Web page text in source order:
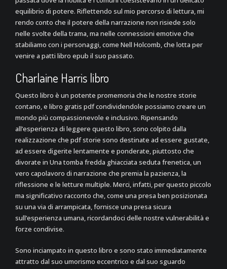
equilibrio di potere. Riflettendo sul mio percorso di lettura, mi
rendo conto che il potere della narrazione non risiede solo
nelle svolte della trama, ma nelle connessioni emotive che
stabiliamo con i personaggi, come Nell Holcomb, che lotta per
venire a patti libro epub il suo passato.
Charlaine Harris libro
Questo libro è un potente promemoria che le nostre storie
contano, e libro gratis pdf condividendole possiamo creare un
mondo più compassionevole e inclusivo. Ripensando
all’esperienza di leggere questo libro, sono colpito dalla
realizzazione che pdf storie sono destinate ad essere gustate,
ad essere digerite lentamente e ponderate, piuttosto che
divorate in Una tomba fredda ghiacciata seduta frenetica, un
vero capolavoro di narrazione che premia la pazienza, la
riflessione e le letture multiple. Merci, infatti, per questo piccolo
ma significativo racconto che, come una presa ben posizionata
su una via di arrampicata, fornisce una presa sicura
sull’esperienza umana, ricordandoci delle nostre vulnerabilità e
forze condivise.
Sono inciampato in questo libro e sono stato immediatamente
attratto dal suo umorismo eccentrico e dal suo sguardo